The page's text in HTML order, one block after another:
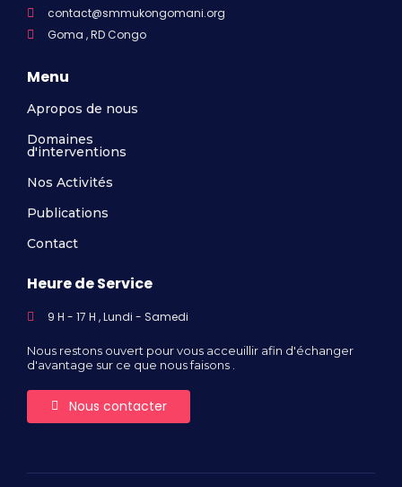
contact@smmukongomani.org
Goma , RD Congo
Menu
Apropos de nous
Domaines
d'interventions
Nos Activités
Publications
Contact
Heure de Service
9 H - 17 H , Lundi - Samedi
Nous restons ouvert pour vous acceuillir afin d'échanger
d'avantage sur ce que nous faisons .
Nous contacter